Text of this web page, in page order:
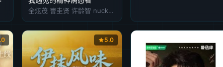
全炫茂 曺圭贤 许龄智 nucksal
5.0